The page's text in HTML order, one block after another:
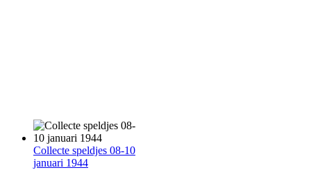
Collecte speldjes 08-10
januari 1944